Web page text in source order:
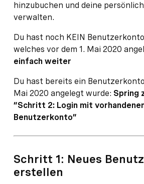
hinzubuchen und deine
verwalten.
Du hast noch KEIN
welches vor dem 1. Mai 2020
einfach weiter
Du hast bereits ein
Mai 2020 angelegt wurde: Spring
“Schritt 2: Login mit
Benutzerkonto”
Schritt 1: Neues
erstellen